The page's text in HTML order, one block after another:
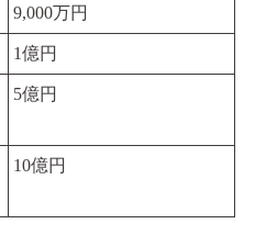
9,000万円
1億円
5億円
10億円